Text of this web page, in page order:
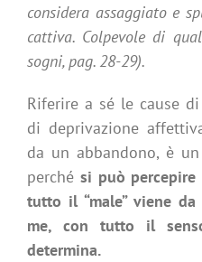
considera assaggiato e
cattiva. Colpevole di
sogni, pag. 28-29).
Riferire a sé le cause
di deprivazione
da un abbandono, è
perché si può
tutto il “male” viene
me, con tutto il
determina.